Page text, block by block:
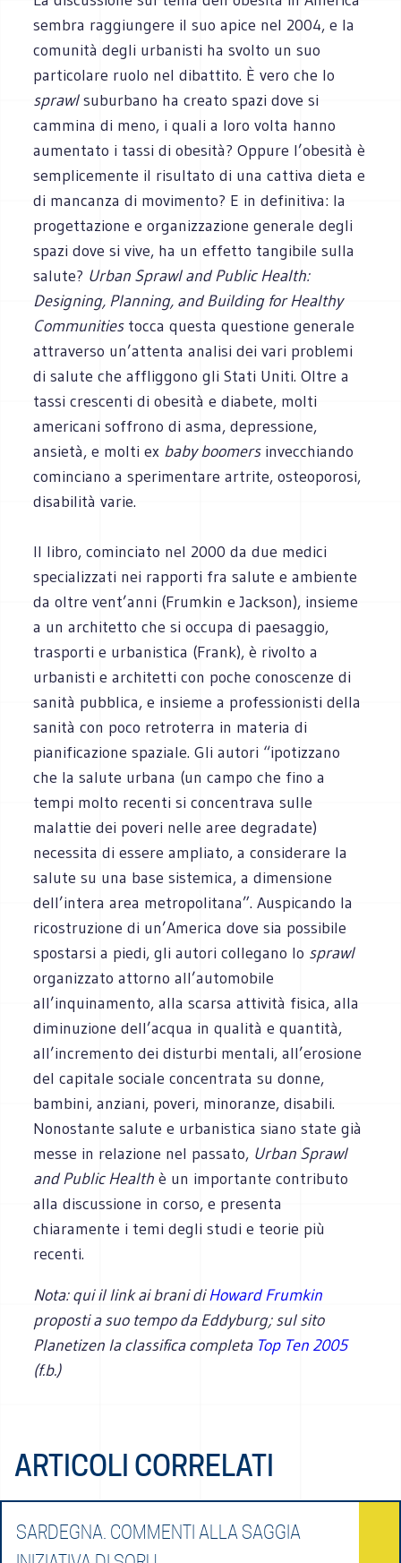
sembra raggiungere il suo apice nel 2004, e la
comunità degli urbanisti ha svolto un suo
particolare ruolo nel dibattito. È vero che lo
sprawlsuburbano ha creato spazi dove si
cammina di meno, i quali a loro volta hanno
aumentato i tassi di obesità? Oppure l’obesità è
semplicemente il risultato di una cattiva dieta e
di mancanza di movimento? E in definitiva: la
progettazione e organizzazione generale degli
spazi dove si vive, ha un effetto tangibile sulla
salute? Urban Sprawl and Public Health:
Designing, Planning, and Building for Healthy
Communitiestocca questa questione generale
attraverso un’attenta analisi dei vari problemi
di salute che affliggono gli Stati Uniti. Oltre a
tassi crescenti di obesità e diabete, molti
americani soffrono di asma, depressione,
ansietà, e molti ex baby boomersinvecchiando
cominciano a sperimentare artrite, osteoporosi,
disabilità varie.
Il libro, cominciato nel 2000 da due medici
specializzati nei rapporti fra salute e ambiente
da oltre vent’anni (Frumkin e Jackson), insieme
a un architetto che si occupa di paesaggio,
trasporti e urbanistica (Frank), è rivolto a
urbanisti e architetti con poche conoscenze di
sanità pubblica, e insieme a professionisti della
sanità con poco retroterra in materia di
pianificazione spaziale. Gli autori “ipotizzano
che la salute urbana (un campo che fino a
tempi molto recenti si concentrava sulle
malattie dei poveri nelle aree degradate)
necessita di essere ampliato, a considerare la
salute su una base sistemica, a dimensione
dell’intera area metropolitana”. Auspicando la
ricostruzione di un’America dove sia possibile
spostarsi a piedi, gli autori collegano lo sprawl
organizzato attorno all’automobile
all’inquinamento, alla scarsa attività fisica, alla
diminuzione dell’acqua in qualità e quantità,
all’incremento dei disturbi mentali, all’erosione
del capitale sociale concentrata su donne,
bambini, anziani, poveri, minoranze, disabili.
Nonostante salute e urbanistica siano state già
messe in relazione nel passato, Urban Sprawl
and Public Health è un importante contributo
alla discussione in corso, e presenta
chiaramente i temi degli studi e teorie più
recenti.
Nota: qui il link ai brani diHoward Frumkin
proposti a suo tempo da Eddyburg; sul sito
Planetizen la classifica completa Top Ten 2005
(f.b.)
ARTICOLI CORRELATI
SARDEGNA. COMMENTI ALLA SAGGIA